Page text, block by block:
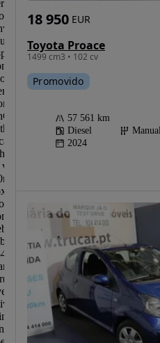
Toyota Proace
1499 cm3 • 102 cv
18 950 EUR
Promovido
57 561 km
Diesel
Manual
2024